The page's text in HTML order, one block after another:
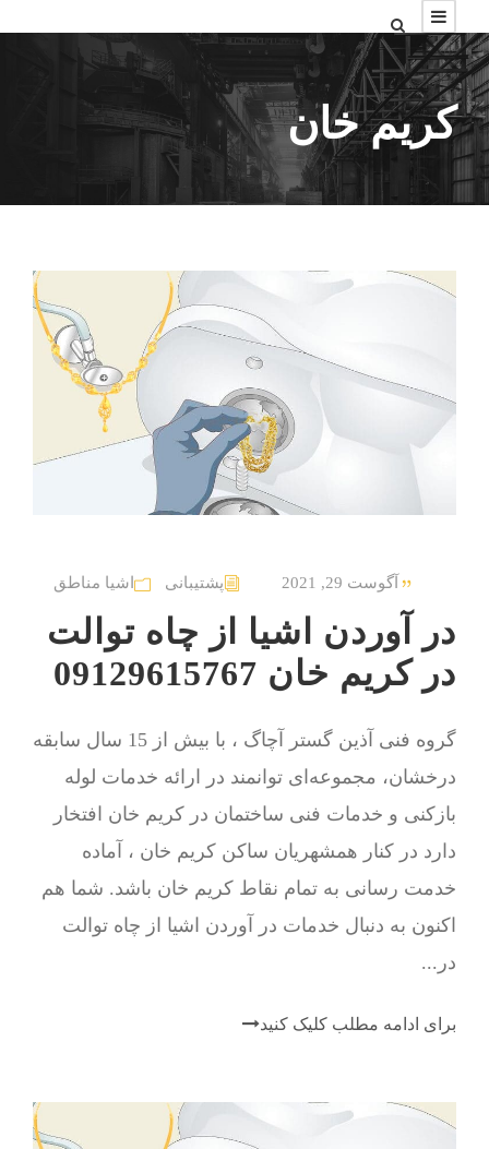
کریم خان
آگوست 29, 2021 پشتیبانی اشیا مناطق
در آوردن اشیا از چاه توالت
در کریم خان 09129615767
گروه فنی آذین گستر آچاگ ، با بیش از 15 سال سابقه
درخشان، مجموعه‌ای توانمند در ارائه خدمات لوله
بازکنی و خدمات فنی ساختمان در کریم خان افتخار
دارد در کنار همشهریان ساکن کریم خان ، آماده
خدمت رسانی به تمام نقاط کریم خان باشد. شما هم
اکنون به دنبال خدمات در آوردن اشیا از چاه توالت
در...
برای ادامه مطلب کلیک کنید